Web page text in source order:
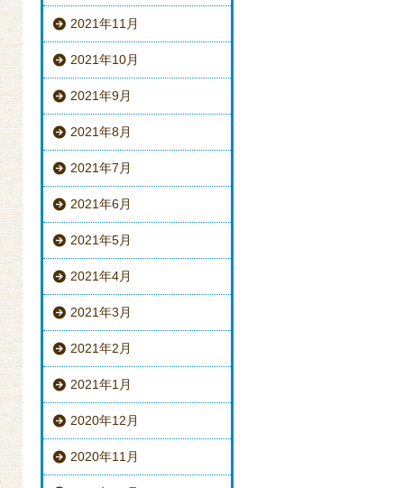
2021年11月
2021年10月
2021年9月
2021年8月
2021年7月
2021年6月
2021年5月
2021年4月
2021年3月
2021年2月
2021年1月
2020年12月
2020年11月